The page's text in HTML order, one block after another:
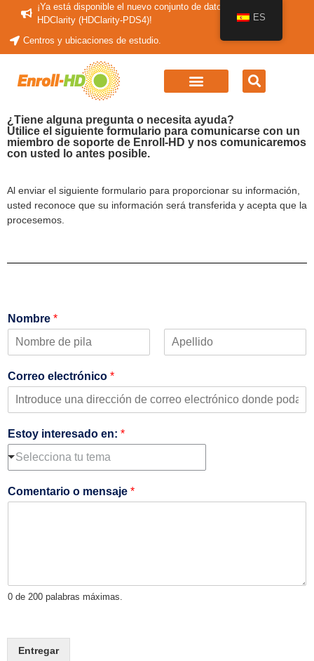
¡Ya está disponible el nuevo conjunto de datos periódicos
HDClarity (HDClarity-PDS4)!
Centros y ubicaciones de estudio.
¿Tiene alguna pregunta o necesita ayuda?
Utilice el siguiente formulario para comunicarse con un
miembro de soporte de Enroll-HD y nos comunicaremos
con usted lo antes posible.
Al enviar el siguiente formulario para proporcionar su información,
usted reconoce que su información será transferida y acepta que la
procesemos.
Nombre *
r
r
o
m
o
Correo electrónico *
Estoy interesado en: *
Selecciona tu tema
Comentario o mensaje *
0 de 200 palabras máximas.
Entregar
ES